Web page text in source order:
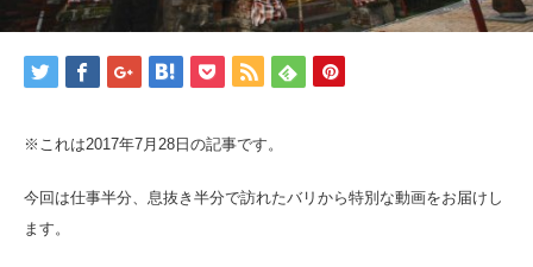
※これは2017年7月28日の記事です。
今回は仕事半分、息抜き半分で訪れたバリから特別な動画をお届けし
ます。